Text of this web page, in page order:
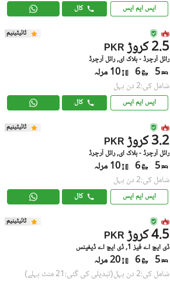
ایس ایم ایس کال
ٹائیٹینیم
PKR 2.5 کروڑ
رائل آرچرڈ - بلاک ای, رائل آرچرڈ
5
6 10 مرلہ
شامل کی:2 دن پہل
ایس ایم ایس کال
ٹائیٹینیم
PKR 3.2 کروڑ
رائل آرچرڈ - بلاک ای, رائل آرچرڈ
5
6 10 مرلہ
شامل کی:2 دن پہل
ایس ایم ایس کال
ٹائیٹینیم
PKR 4.5 کروڑ
ڈی ایچ اے فیز 1, ڈی ایچ اے ڈیفینس
5
6 20 مرلہ
شامل کی:2 دن پہل (تبدیلی کی گئی:21 منٹ پہلے)